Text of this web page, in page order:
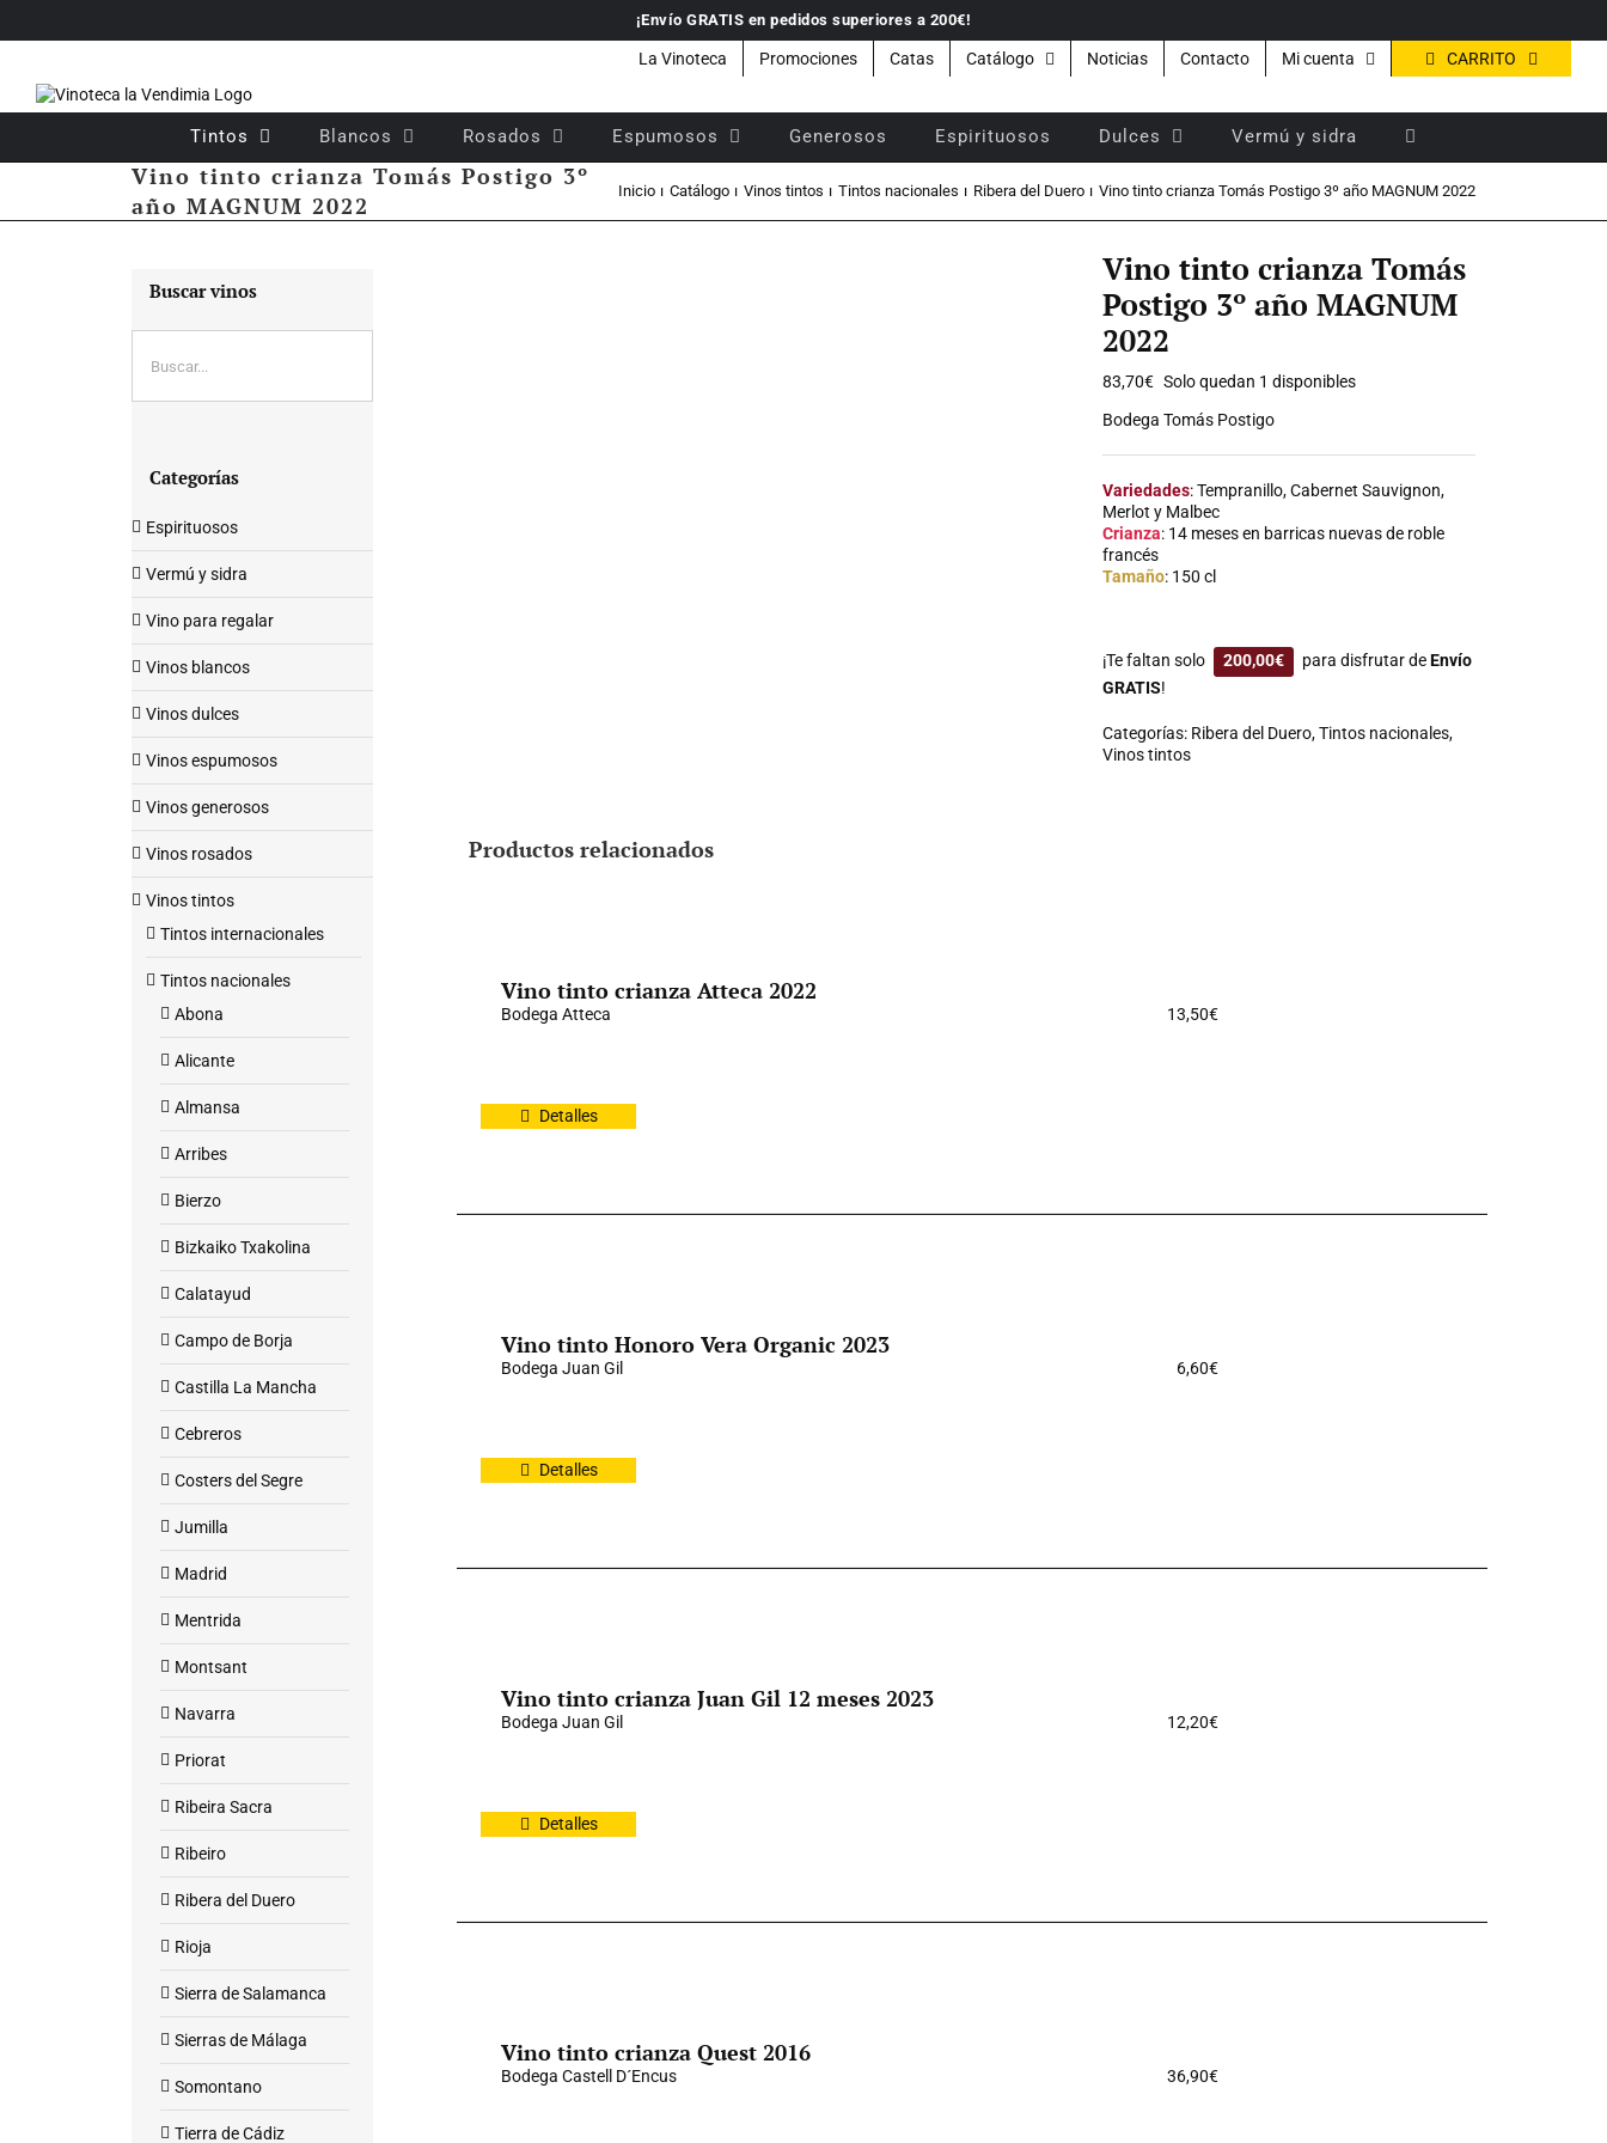
¡Envío GRATIS en pedidos superiores a 200€!
La Vinoteca Promociones Catas Catálogo Noticias Contacto Mi cuenta CARRITO
Tintos Blancos Rosados Espumosos Generosos Espirituosos Dulces Vermú y sidra
Vino tinto crianza Tomás Postigo 3º
año MAGNUM 2022
Inicio Catálogo Vinos tintos Tintos nacionales Ribera del Duero Vino tinto crianza Tomás Postigo 3º año MAGNUM 2022
Vino tinto crianza Tomás
Postigo 3º año MAGNUM
2022
83,70€ Solo quedan 1 disponibles
Bodega Tomás Postigo
Variedades: Tempranillo, Cabernet Sauvignon,
Merlot y Malbec
Crianza: 14 meses en barricas nuevas de roble
francés
Tamaño: 150 cl
¡Te faltan solo 200,00€ para disfrutar deEnvío
GRATIS!
Categorías: Ribera del Duero,Tintos nacionales,
Vinos tintos
Productos relacionados
Vino tinto crianza Atteca 2022
Bodega Atteca 13,50€
Detalles
Vino tinto Honoro Vera Organic 2023
Bodega Juan Gil 6,60€
Detalles
Vino tinto crianza Juan Gil 12 meses 2023
Bodega Juan Gil 12,20€
Detalles
Vino tinto crianza Quest 2016
Bodega Castell D´Encus 36,90€
Buscar vinos
Categorías
Espirituosos
Vermú y sidra
Vino para regalar
Vinos blancos
Vinos dulces
Vinos espumosos
Vinos generosos
Vinos rosados
Vinos tintos
Tintos internacionales
Tintos nacionales
Abona
Alicante
Almansa
Arribes
Bierzo
Bizkaiko Txakolina
Calatayud
Campo de Borja
Castilla La Mancha
Cebreros
Costers del Segre
Jumilla
Madrid
Mentrida
Montsant
Navarra
Priorat
Ribeira Sacra
Ribeiro
Ribera del Duero
Rioja
Sierra de Salamanca
Sierras de Málaga
Somontano
Tierra de Cádiz